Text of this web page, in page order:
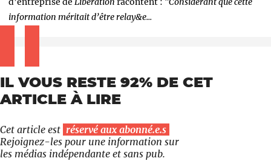
information méritait d’être relay&e...
IL VOUS RESTE 92% DE CET
ARTICLE À LIRE
Cet article est réservé aux abonné.e.s
Rejoignez-les pour une information sur
les médias indépendante et sans pub.